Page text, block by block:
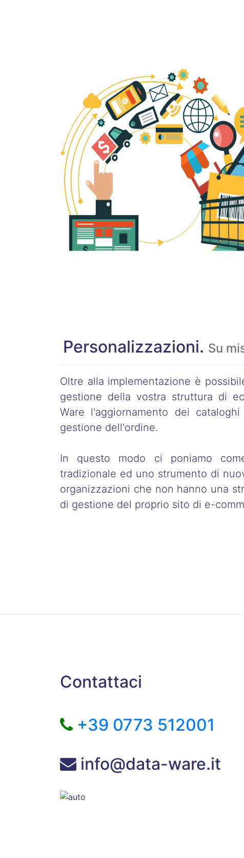
Personalizzazioni. Su
Oltre alla implementazione è
gestione della vostra struttura di
Ware l'aggiornamento dei
gestione dell'ordine.
In questo modo ci poniamo
tradizionale ed uno strumento di
organizzazioni che non hanno una
di gestione del proprio sito di e-
Contattaci
+39 0773 512001
info@data-ware.it